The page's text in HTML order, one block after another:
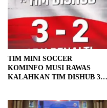
TIM MINI SOCCER
KOMINFO MUSI RAWAS
KALAHKAN TIM DISHUB 3-2